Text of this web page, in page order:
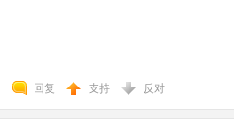
回复 支持 反对